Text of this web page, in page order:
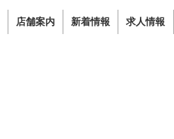
店舗案内 新着情報 求人情報